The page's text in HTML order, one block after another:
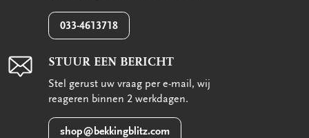
033-4613718
STUUR EEN BERICHT
Stel gerust uw vraag per e-mail, wij
reageren binnen 2 werkdagen.
shop@bekkingblitz.com